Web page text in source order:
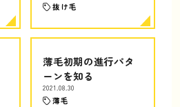
抜け毛
薄毛初期の進行パタ
ーンを知る
2021.08.30
薄毛